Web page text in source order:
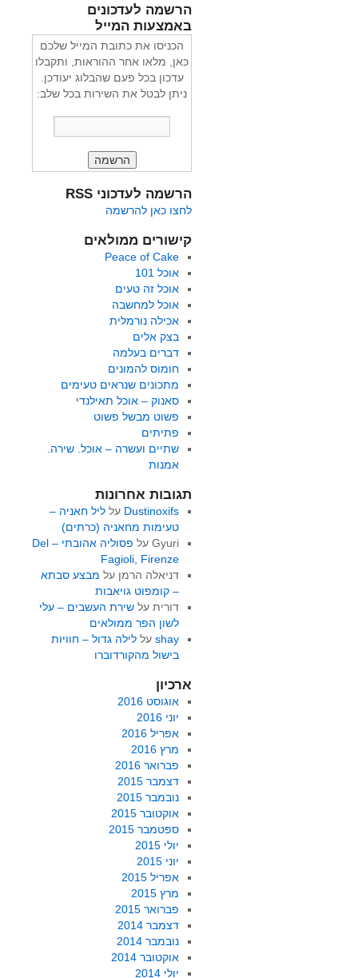
הרשמה לעדכונים
באמצעות המייל
הכניסו את כתובת המייל שלכם
כאן, מלאו אחר ההוראות, ותקבלו
עדכון בכל פעם שהבלוג יעודכן.
ניתן לבטל את השירות בכל שלב:
הרשמה לעדכוני RSS
לחצו כאן להרשמה
קישורים ממולאים
Peace of Cake
אוכל 101
אוכל זה טעים
אוכל למחשבה
אכילה נורמלית
בצק אלים
דברים בעלמה
חומוס להמונים
מתכונים שנראים טעימים
סאנוק – אוכל תאילנדי
פשוט מבשל פשוט
פתיתים
שתיים ועשרה – אוכל. שירה.
אמנות
תגובות אחרונות
Dustinoxifs על ליל חאניה –
טעימות מחאניה (כרתים)
Gyuriעל
פסוליה אהובתי – Del
Fagioli, Firenze
דניאלה הרמן על מבצע סבתא
– קומפוט גויאבות
דוריתעל שירת העשבים – עלי
לשון הפר ממולאים
shayעל לילה גדול – חוויות
בישול מהקורדוברו
ארכיון
אוגוסט 2016
יוני 2016
אפריל 2016
מרץ 2016
פברואר 2016
דצמבר 2015
נובמבר 2015
אוקטובר 2015
ספטמבר 2015
יולי 2015
יוני 2015
אפריל 2015
מרץ 2015
פברואר 2015
דצמבר 2014
נובמבר 2014
אוקטובר 2014
יולי 2014